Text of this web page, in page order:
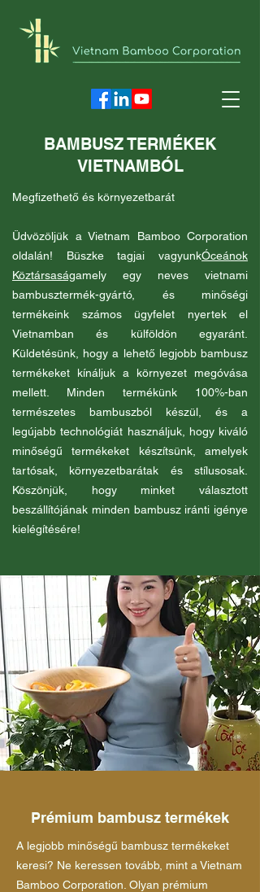
BAMBUSZ TERMÉKEK
VIETNAMBÓL
Megfizethető és környezetbarát
Üdvözöljük a Vietnam Bamboo Corporation
oldalán! Büszke tagjai vagyunkÓceánok
Köztársaságamely egy neves vietnami
bambusztermék-gyártó, és minőségi
termékeink számos ügyfelet nyertek el
Vietnamban és külföldön egyaránt.
Küldetésünk, hogy a lehető legjobb bambusz
termékeket kínáljuk a környezet megóvása
mellett. Minden termékünk 100%-ban
természetes bambuszból készül, és a
legújabb technológiát használjuk, hogy kiváló
minőségű termékeket készítsünk, amelyek
tartósak, környezetbarátak és stílusosak.
Köszönjük, hogy minket választott
beszállítójának minden bambusz iránti igénye
kielégítésére!
Prémium bambusz termékek
A legjobb minőségű bambusz termékeket
keresi? Ne keressen tovább, mint a Vietnam
Bamboo Corporation. Olyan prémium